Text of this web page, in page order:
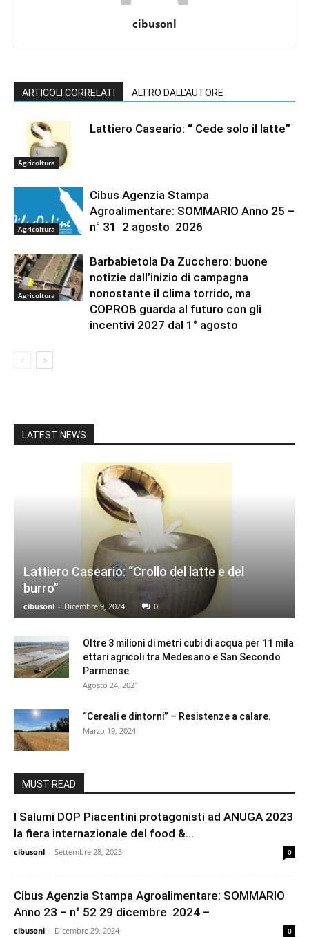
cibusonl
ARTICOLI CORRELATI ALTRO DALL'AUTORE
Agricoltura
Lattiero Caseario: “ Cede solo il latte”
Agricoltura
Cibus Agenzia Stampa
Agroalimentare: SOMMARIO Anno 25 –
n° 31 2 agosto 2026
Agricoltura
Barbabietola Da Zucchero: buone
notizie dall’inizio di campagna
nonostante il clima torrido, ma
COPROB guarda al futuro con gli
incentivi 2027 dal 1° agosto
LATEST NEWS
Lattiero Caseario: “Crollo del latte e del
burro”
cibusonl - Dicembre 9, 2024 0
Oltre 3 milioni di metri cubi di acqua per 11 mila
ettari agricoli tra Medesano e San Secondo
Parmense
Agosto 24, 2021
“Cereali e dintorni” – Resistenze a calare.
Marzo 19, 2024
MUST READ
I Salumi DOP Piacentini protagonisti ad ANUGA 2023
la fiera internazionale del food &...
cibusonl - Settembre 28, 2023 0
Cibus Agenzia Stampa Agroalimentare: SOMMARIO
Anno 23 – n° 52 29 dicembre 2024 –
cibusonl - Dicembre 29, 2024 0